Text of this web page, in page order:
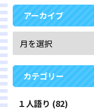
アーカイブ
カテゴリー
１人語り (82)